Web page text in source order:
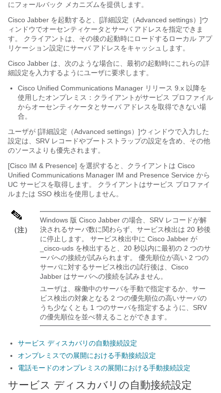
にフォールバック メカニズムを提供します。
Cisco Jabber を起動すると、[詳細設定（Advanced settings）]ウ
ィンドウでオーセンティケータとサーバ アドレスを指定できま
す。 クライアントは、その後の起動時にロードするローカル アプ
リケーション設定にサーバ アドレスをキャッシュします。
Cisco Jabber は、次のような場合に、最初の起動時にこれらの詳
細設定を入力するようにユーザに要求します。
Cisco Unified Communications Manager リリース 9.x 以降を
使用したオンプレミス：クライアントがサービス プロファイル
からオーセンティケータとサーバ アドレスを取得できない場
合。
ユーザが [詳細設定（Advanced settings）]ウィンドウで入力した
設定は、SRV レコードやブートストラップの設定を含め、その他
のソースよりも優先されます。
[Cisco IM & Presence] を選択すると、クライアントは Cisco
Unified Communications Manager IM and Presence Service から
UC サービスを取得します。 クライアントはサービス プロファイ
ルまたは SSO 検出を使用しません。
（注）
Windows 版 Cisco Jabber の場合、SRV レコードが解
決されるサーバ数に関わらず、サービス検出は 20 秒後
に停止します。 サービス検出中に Cisco Jabber が
_cisco-uds を検出すると、20 秒以内に最初の 2 つのサ
ーバへの接続が試みられます。 優先順位が高い 2 つの
サーバに対するサービス検出の試行後は、Cisco
Jabber はサーバへの接続を試みません。
ユーザは、稼働中のサーバを手動で指定するか、サー
ビス検出の対象となる 2 つの優先順位の高いサーバの
うち少なくとも 1 つのサーバを指定するように、SRV
の優先順位を並べ替えることができます。
サービス ディスカバリの自動接続設定
オンプレミスでの展開における手動接続設定
電話モードのオンプレミスの展開における手動接続設定
サービス ディスカバリの自動接続設定